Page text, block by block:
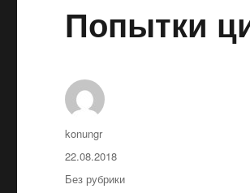
Попытки
Автор
konungr
Опубликовано
22.08.2018
Рубрики
Без рубрики